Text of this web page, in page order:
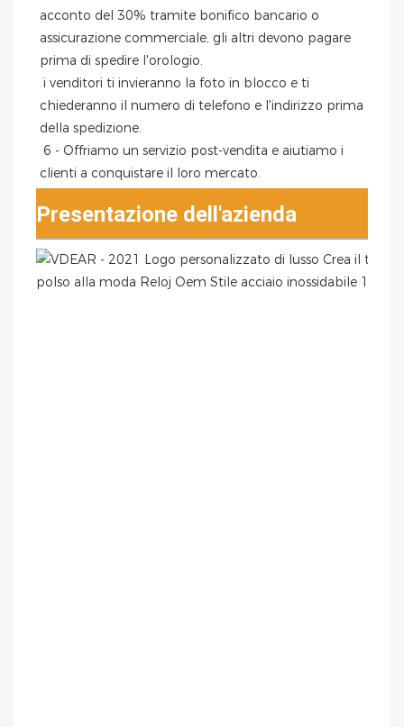
acconto del 30% tramite bonifico bancario o
assicurazione commerciale, gli altri devono pagare
prima di spedire l'orologio.
chiederanno il numero di telefono e l'indirizzo prima
della spedizione.
clienti a conquistare il loro mercato.
Presentazione dell'azienda